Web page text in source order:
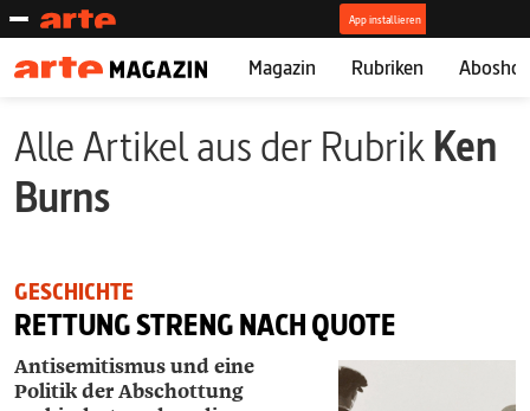
Magazin Rubriken
Alle Artikel aus der RubrikKen
Burns
GESCHICHTE
RETTUNG STRENG NACH QUOTE
Antisemitismus und eine
Politik der Abschottung